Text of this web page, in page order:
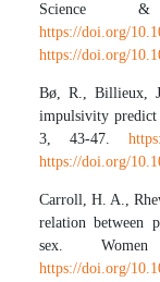
Science
https://doi.org/
https://doi.org/
Bø, R., Billieux,
impulsivity predict
3, 43-47.
https://doi.org/
Carroll, H. A.,
relation between
sex.
https://doi.org/